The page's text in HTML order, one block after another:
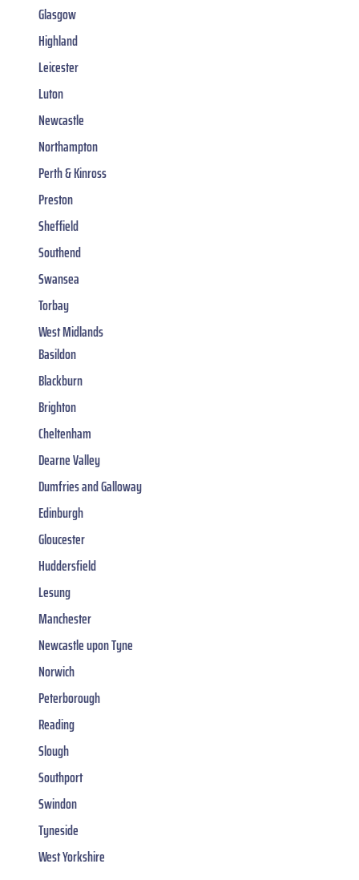
Glasgow
Highland
Leicester
Luton
Newcastle
Northampton
Perth & Kinross
Preston
Sheffield
Southend
Swansea
Torbay
West Midlands
Basildon
Blackburn
Brighton
Cheltenham
Dearne Valley
Dumfries and Galloway
Edinburgh
Gloucester
Huddersfield
Lesung
Manchester
Newcastle upon Tyne
Norwich
Peterborough
Reading
Slough
Southport
Swindon
Tyneside
West Yorkshire